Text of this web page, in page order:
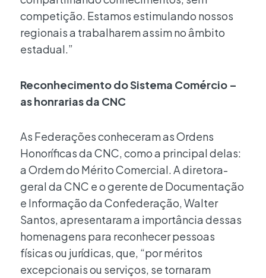
competição. Estamos estimulando nossos
regionais a trabalharem assim no âmbito
estadual.”
Reconhecimento do Sistema Comércio –
as honrarias da CNC
As Federações conheceram as Ordens
Honoríficas da CNC, como a principal delas:
a Ordem do Mérito Comercial. A diretora-
geral da CNC e o gerente de Documentação
e Informação da Confederação, Walter
Santos, apresentaram a importância dessas
homenagens para reconhecer pessoas
físicas ou jurídicas, que, “por méritos
excepcionais ou serviços, se tornaram